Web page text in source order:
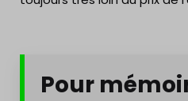
Pour